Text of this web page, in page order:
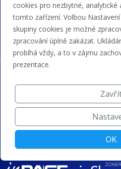
Akceptujeme platby kartou,
bankovním převodem a
cookies pro nezbytné, analytické
tomto zařízení. Volbou
skupiny cookies je možné
zpracování úplně zakázat.
probíhá vždy, a to v zájmu
prezentace.
OK